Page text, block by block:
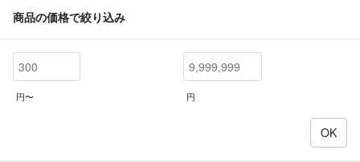
商品の価格で絞り込み
円〜 円